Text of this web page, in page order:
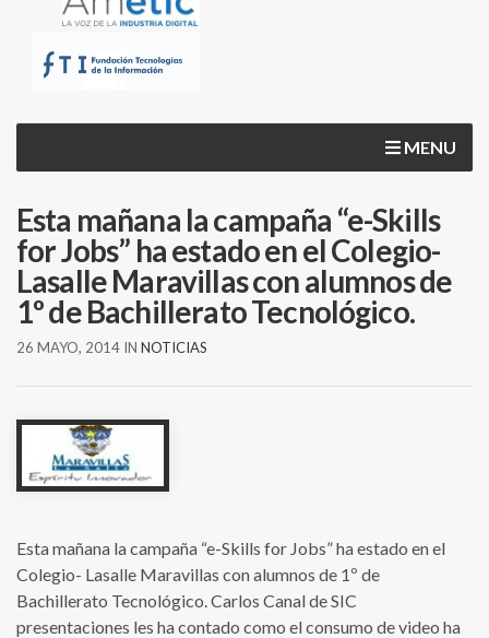
MENU
Esta mañana la campaña “e-Skills
for Jobs” ha estado en el Colegio-
Lasalle Maravillas con alumnos de
1º de Bachillerato Tecnológico.
26 MAYO, 2014 IN NOTICIAS
Esta mañana la campaña “e-Skills for Jobs” ha estado en el
Colegio- Lasalle Maravillas con alumnos de 1º de
Bachillerato Tecnológico. Carlos Canal de SIC
presentaciones les ha contado como el consumo de video ha